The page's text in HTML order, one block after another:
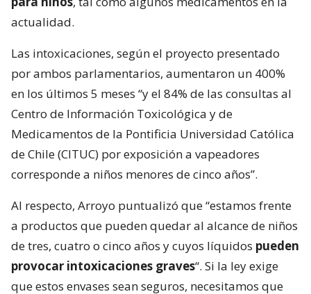
actualidad.
Las intoxicaciones, según el proyecto presentado
por ambos parlamentarios, aumentaron un 400%
en los últimos 5 meses “y el 84% de las consultas al
Centro de Información Toxicológica y de
Medicamentos de la Pontificia Universidad Católica
de Chile (CITUC) por exposición a vapeadores
corresponde a niños menores de cinco años”.
Al respecto, Arroyo puntualizó que “estamos frente
a productos que pueden quedar al alcance de niños
de tres, cuatro o cinco años y cuyos líquidos pueden
provocar intoxicaciones graves“. Si la ley exige
que estos envases sean seguros, necesitamos que